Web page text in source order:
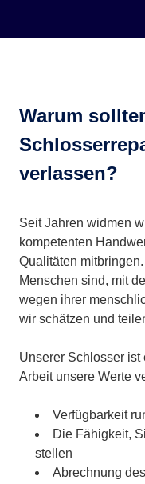
Warum
verlassen?
Seit Jahren widmen
kompetenten
Qualitäten
Menschen sind, mit
wegen ihrer
wir schätzen und
Unserer Schlosser
Arbeit unsere Werte
Verfügbarkeit
Die Fähigkeit,
stellen
Abrechnung